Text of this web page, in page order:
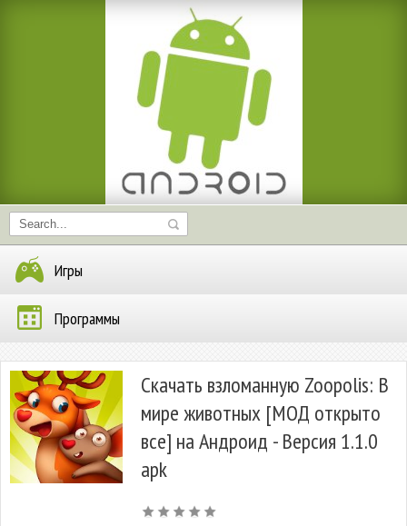
Игры
Программы
Скачать взломанную Zoopolis: В
мире животных [МОД открыто
все] на Андроид - Версия 1.1.0
apk